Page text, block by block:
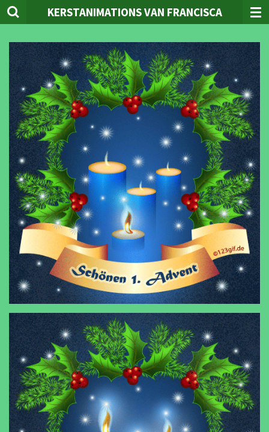
Ga
direct
de
hoofdinhoud
KERSTANIMATIONS VAN FRANCISCA